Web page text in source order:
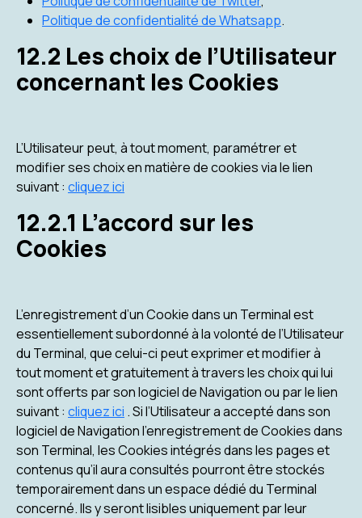
Politique de confidentialité de Whatsapp.
12.2 Les choix de l’Utilisateur
concernant les Cookies
L’Utilisateur peut, à tout moment, paramétrer et
modifier ses choix en matière de cookies via le lien
suivant : cliquez ici
12.2.1 L’accord sur les
Cookies
L’enregistrement d’un Cookie dans un Terminal est
essentiellement subordonné à la volonté de l’Utilisateur
du Terminal, que celui-ci peut exprimer et modifier à
tout moment et gratuitement à travers les choix qui lui
sont offerts par son logiciel de Navigation ou par le lien
suivant : cliquez ici . Si l’Utilisateur a accepté dans son
logiciel de Navigation l’enregistrement de Cookies dans
son Terminal, les Cookies intégrés dans les pages et
contenus qu’il aura consultés pourront être stockés
temporairement dans un espace dédié du Terminal
concerné. Ils y seront lisibles uniquement par leur